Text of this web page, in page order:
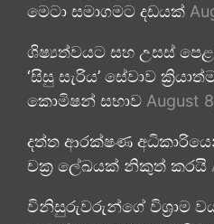
මෙටා සමාගමට දඩයක්
ශිෂ්‍යත්වයට සහ උසස්
‘සිසු සැරිය’ සේවාව
කොමිෂන් සභාව August
දත්ත ආරක්ෂණ
චක්‍ර ලේඛයක් නිකුත් කරයි
විනිසුරුවරුන්ගේ විශ්‍රාම